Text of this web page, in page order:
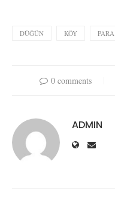
DÜĞÜN KÖY PARA
0 comments
ADMIN